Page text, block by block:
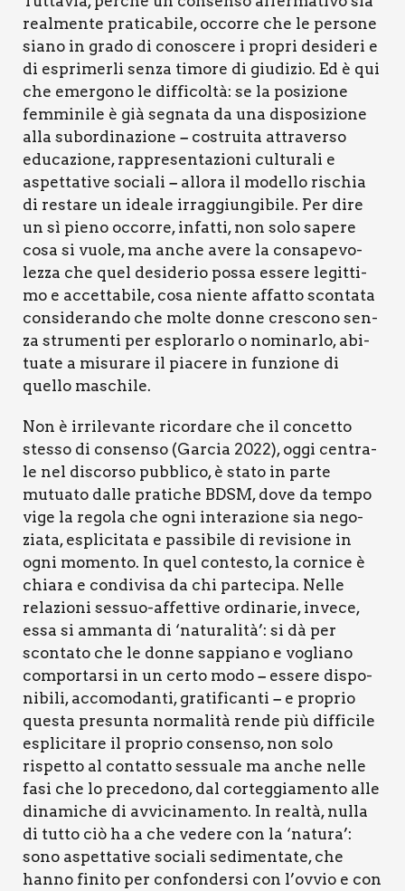
real­men­te pra­ti­ca­bi­le, occor­re che le per­so­ne
sia­no in gra­do di cono­sce­re i pro­pri desi­de­ri e
di espri­mer­li sen­za timo­re di giu­di­zio. Ed è qui
che emer­go­no le dif­fi­col­tà: se la posi­zio­ne
fem­mi­ni­le è già segna­ta da una dispo­si­zio­ne
alla subor­di­na­zio­ne – costrui­ta attra­ver­so
edu­ca­zio­ne, rap­pre­sen­ta­zio­ni cul­tu­ra­li e
aspet­ta­ti­ve socia­li – allo­ra il model­lo rischia
di resta­re un idea­le irrag­giun­gi­bi­le. Per dire
un sì pie­no occor­re, infat­ti, non solo sape­re
cosa si vuo­le, ma anche ave­re la con­sa­pe­vo­
lez­za che quel desi­de­rio pos­sa esse­re legit­ti­
mo e accet­ta­bi­le, cosa nien­te affat­to scon­ta­ta
con­si­de­ran­do che mol­te don­ne cre­sco­no sen­
za stru­men­ti per esplo­rar­lo o nomi­nar­lo, abi­
tua­te a misu­ra­re il pia­ce­re in fun­zio­ne di
quel­lo maschi­le.
Non è irri­le­van­te ricor­da­re che il con­cet­to
stes­so di con­sen­so (Gar­cia 2022), oggi cen­tra­
le nel discor­so pub­bli­co, è sta­to in par­te
mutua­to dal­le pra­ti­che BDSM, dove da tem­po
vige la rego­la che ogni inte­ra­zio­ne sia nego­
zia­ta, espli­ci­ta­ta e pas­si­bi­le di revi­sio­ne in
ogni momen­to. In quel con­te­sto, la cor­ni­ce è
chia­ra e con­di­vi­sa da chi par­te­ci­pa. Nel­le
rela­zio­ni ses­suo-affet­ti­ve ordi­na­rie, inve­ce,
essa si amman­ta di ‘natu­ra­li­tà’: si dà per
scon­ta­to che le don­ne sap­pia­no e voglia­no
com­por­tar­si in un cer­to modo – esse­re dispo­
ni­bi­li, acco­mo­dan­ti, gra­ti­fi­can­ti – e pro­prio
que­sta pre­sun­ta nor­ma­li­tà ren­de più dif­fi­ci­le
espli­ci­ta­re il pro­prio con­sen­so, non solo
rispet­to al con­tat­to ses­sua­le ma anche nel­le
fasi che lo pre­ce­do­no, dal cor­teg­gia­men­to alle
dina­mi­che di avvi­ci­na­men­to. In real­tà, nul­la
di tut­to ciò ha a che vede­re con la ‘natu­ra’:
sono aspet­ta­ti­ve socia­li sedi­men­ta­te, che
han­no fini­to per con­fon­der­si con l’ovvio e con